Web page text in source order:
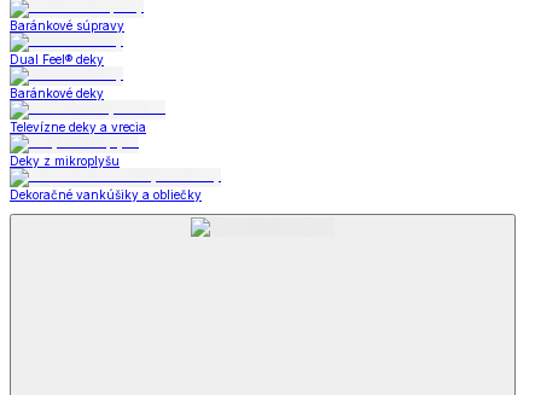
Baránkové súpravy
Dual Feel® deky
Baránkové deky
Televízne deky a vrecia
Deky z mikroplyšu
Dekoračné vankúšiky a obliečky